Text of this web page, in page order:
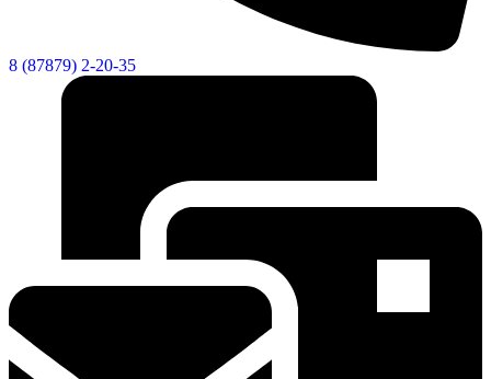
8 (87879) 2-20-35